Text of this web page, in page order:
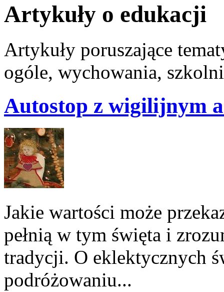
Artykuły o edukacji
Artykuły poruszające
ogóle, wychowania,
Autostop z wigilijnym
Jakie wartości może
pełnią w tym święta i
tradycji. O eklektycznych
podróżowaniu...